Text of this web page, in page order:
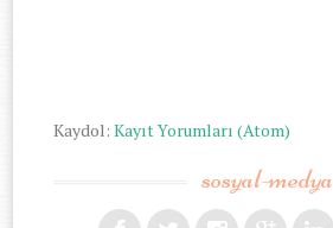
Kaydol:Kayıt Yorumları (Atom)
sosyal-medya